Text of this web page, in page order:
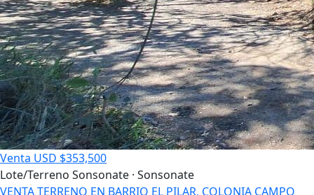
Venta USD $353,500
Lote/Terreno Sonsonate · Sonsonate
VENTA TERRENO EN BARRIO EL PILAR, COLONIA CAMPO